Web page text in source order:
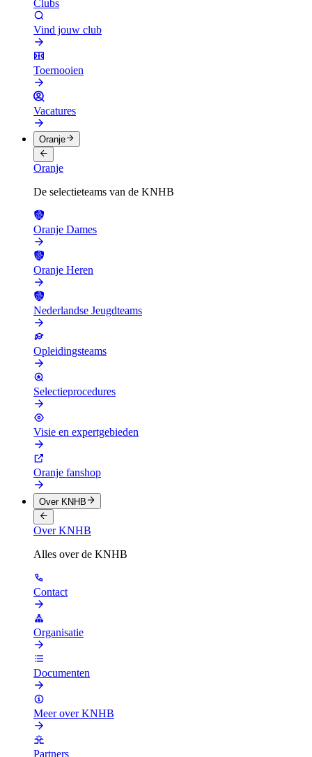
Clubs
Vind jouw club
Toernooien
Vacatures
Oranje
Oranje
De selectieteams van de KNHB
Oranje Dames
Oranje Heren
Nederlandse Jeugdteams
Opleidingsteams
Selectieprocedures
Visie en expertgebieden
Oranje fanshop
Over KNHB
Over KNHB
Alles over de KNHB
Contact
Organisatie
Documenten
Meer over KNHB
Partners